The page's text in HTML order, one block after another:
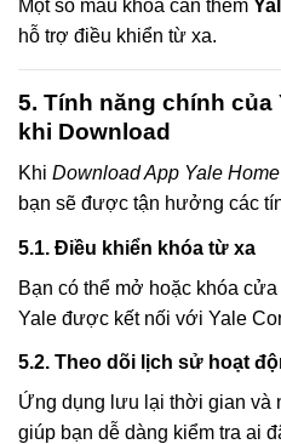
Một số mẫu khóa cần thêm
hỗ trợ điều khiển từ xa.
5. Tính năng chính của
khi Download
Khi Download App Yale Home
bạn sẽ được tận hưởng các
5.1. Điều khiển khóa từ xa
Bạn có thể mở hoặc khóa
Yale được kết nối với Yale
5.2. Theo dõi lịch sử hoạt
Ứng dụng lưu lại thời gian và
giúp bạn dễ dàng kiểm tra ai